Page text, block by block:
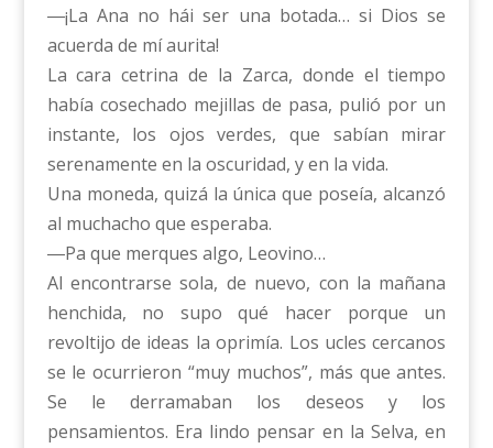
―¡La Ana no hái ser una botada… si Dios se
acuerda de mí aurita!
La cara cetrina de la Zarca, donde el tiempo
había cosechado mejillas de pasa, pulió por un
instante, los ojos verdes, que sabían mirar
serenamente en la oscuridad, y en la vida.
Una moneda, quizá la única que poseía, alcanzó
al muchacho que esperaba.
―Pa que merques algo, Leovino…
Al encontrarse sola, de nuevo, con la mañana
henchida, no supo qué hacer porque un
revoltijo de ideas la oprimía. Los ucles cercanos
se le ocurrieron “muy muchos”, más que antes.
Se le derramaban los deseos y los
pensamientos. Era lindo pensar en la Selva, en